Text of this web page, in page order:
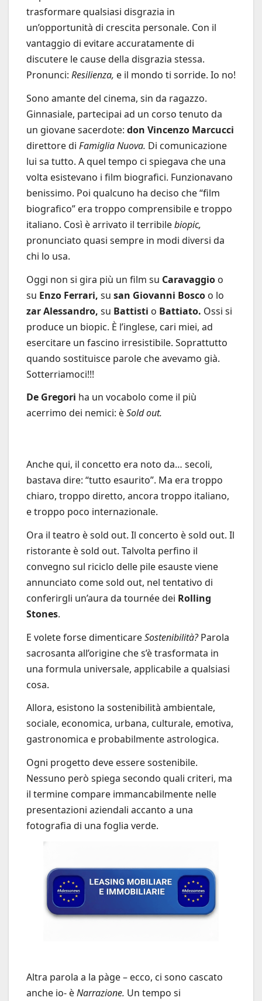
trasformare qualsiasi disgrazia in
un’opportunità di crescita personale. Con il
vantaggio di evitare accuratamente di
discutere le cause della disgrazia stessa.
Pronunci: Resilienza, e il mondo ti sorride. Io no!
Sono amante del cinema, sin da ragazzo.
Ginnasiale, partecipai ad un corso tenuto da
un giovane sacerdote: don Vincenzo Marcucci
direttore di Famiglia Nuova. Di comunicazione
lui sa tutto. A quel tempo ci spiegava che una
volta esistevano i film biografici. Funzionavano
benissimo. Poi qualcuno ha deciso che “film
biografico” era troppo comprensibile e troppo
italiano. Così è arrivato il terribilebiopic,
pronunciato quasi sempre in modi diversi da
chi lo usa.
Oggi non si gira più un film su Caravaggio o
su Enzo Ferrari, su san Giovanni Bosco o lo
zar Alessandro, su Battisti o Battiato. Ossi si
produce un biopic. È l’inglese, cari miei, ad
esercitare un fascino irresistibile. Soprattutto
quando sostituisce parole che avevamo già.
Sotterriamoci!!!
De Gregori ha un vocabolo come il più
acerrimo dei nemici: èSold out.
Anche qui, il concetto era noto da… secoli,
bastava dire: “tutto esaurito”. Ma era troppo
chiaro, troppo diretto, ancora troppo italiano,
e troppo poco internazionale.
Ora il teatro è sold out. Il concerto è sold out. Il
ristorante è sold out. Talvolta perfino il
convegno sul riciclo delle pile esauste viene
annunciato come sold out, nel tentativo di
conferirgli un’aura da tournée dei Rolling
Stones.
E volete forse dimenticareSostenibilità?Parola
sacrosanta all’origine che s’è trasformata in
una formula universale, applicabile a qualsiasi
cosa.
Allora, esistono la sostenibilità ambientale,
sociale, economica, urbana, culturale, emotiva,
gastronomica e probabilmente astrologica.
Ogni progetto deve essere sostenibile.
Nessuno però spiega secondo quali criteri, ma
il termine compare immancabilmente nelle
presentazioni aziendali accanto a una
fotografia di una foglia verde.
Altra parola a la pàge – ecco, ci sono cascato
anche io- èNarrazione. Un tempo si